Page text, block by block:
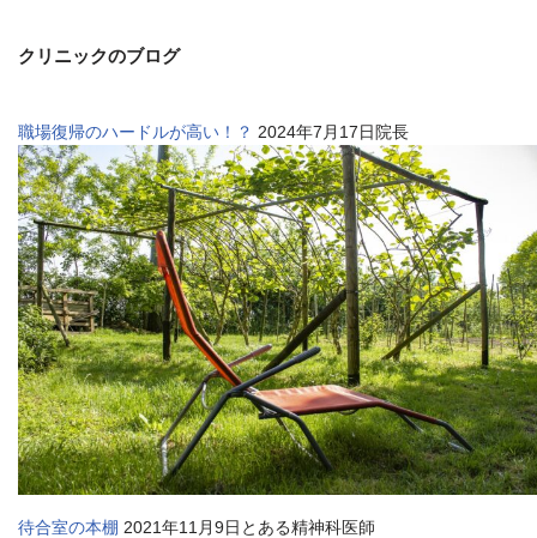
クリニックのブログ
職場復帰のハードルが高い！？ 2024年7月17日院長
待合室の本棚 2021年11月9日とある精神科医師